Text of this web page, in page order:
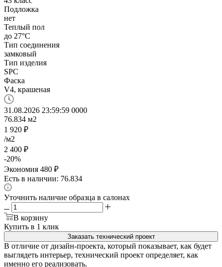
Подложка
нет
Теплый пол
до 27°C
Тип соединения
замковый
Тип изделия
SPC
Фаска
V4, крашеная
31.08.2026 23:59:59 0000
76.834 м2
1 920 ₽
/м2
2 400 ₽
-20%
Экономия 480 ₽
Есть в наличии: 76.834
Уточнить наличие образца в салонах
В корзину
Купить в 1 клик
Заказать технический проект
В отличие от дизайн-проекта, который показывает, как будет
выглядеть интерьер, технический проект определяет, как
именно его реализовать.